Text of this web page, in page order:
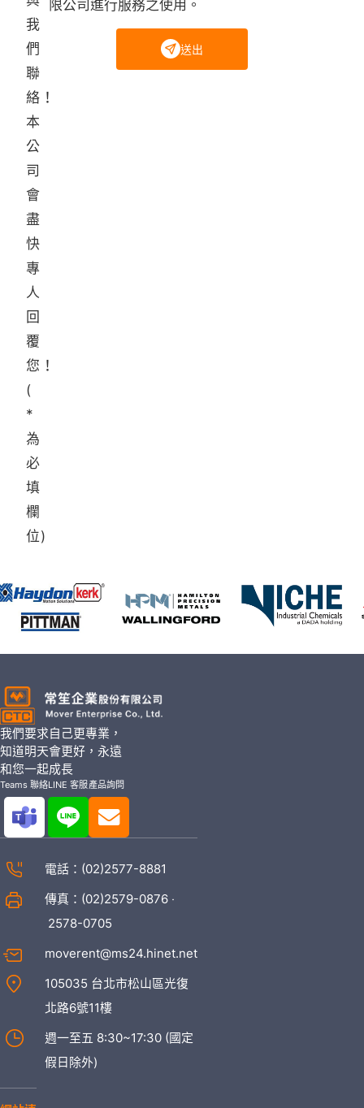
我
們
聯
絡！
本
公
司
會
盡
快
專
人
回
覆
您！
(
*
為
必
填
欄
位)
限公司進行服務之使用。
送出
我們要求自己更專業，
知道明天會更好，永遠
和您一起成長
Teams 聯絡LINE 客服產品詢問
電話： (02)2577-8881
傳真：(02)2579-0876 ‧
2578-0705
moverent@ms24.hinet.net
105035 台北市松山區光復
北路6號11樓
週一至五 8:30~17:30 (國定
假日除外)